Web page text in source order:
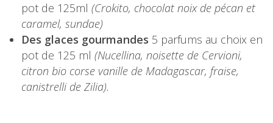
pot de 125ml (Crokito, chocolat noix de pécan et
caramel, sundae)
Des glaces gourmandes 5 parfums au choix en
pot de 125 ml (Nucellina, noisette de Cervioni,
citron bio corse vanille de Madagascar, fraise,
canistrelli de Zilia).